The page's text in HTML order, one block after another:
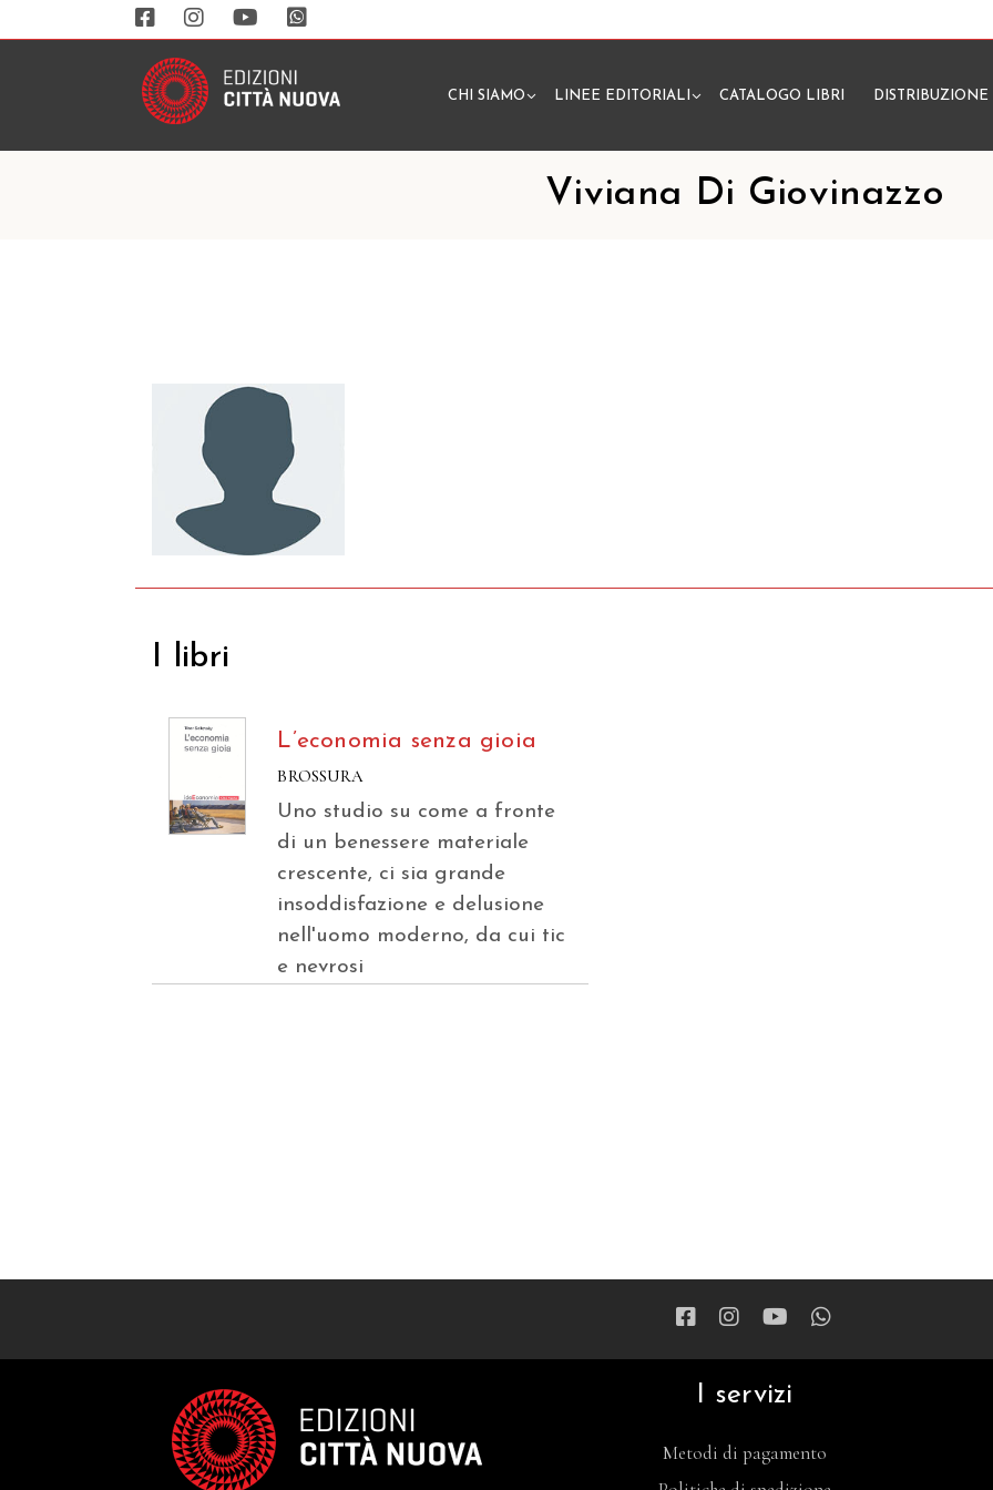
CHI SIAMO LINEE EDITORIALI CATALOGO LIBRI DISTRIBUZIONE
Viviana Di Giovinazzo
I libri
L’economia senza gioia
BROSSURA
Uno studio su come a fronte
di un benessere materiale
crescente, ci sia grande
insoddisfazione e delusione
nell'uomo moderno, da cui tic
e nevrosi
I servizi
Metodi di pagamento